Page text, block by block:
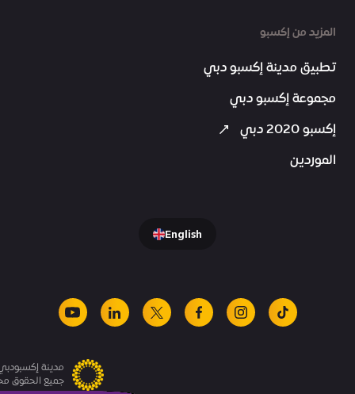
المزيد من إكسبو
تطبيق مدينة إكسبو دبي
مجموعة إكسبو دبي
إكسبو 2020 دبي
الموردين
English
tiktok
instagram
facebook
x
linkedin
youtube
مدينة
جميع الحقوق